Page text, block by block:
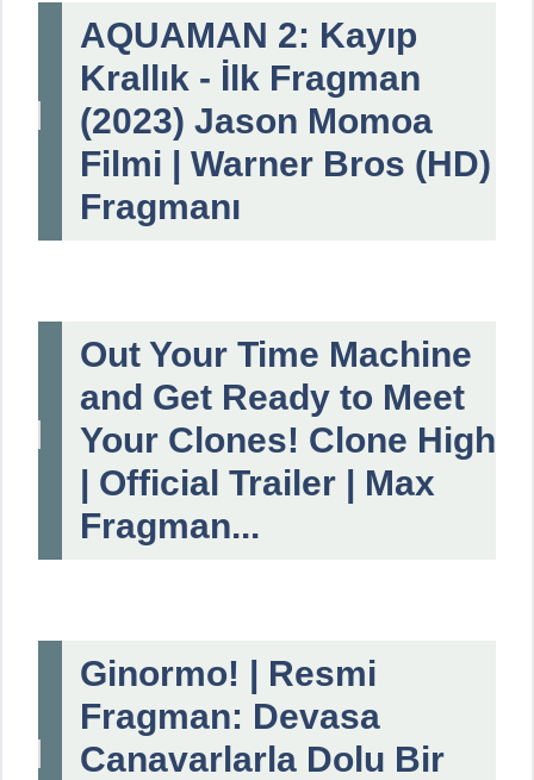
AQUAMAN 2: Kayıp
Krallık - İlk Fragman
(2023) Jason Momoa
Filmi | Warner Bros (HD)
Fragmanı
Out Your Time Machine
and Get Ready to Meet
Your Clones! Clone High
| Official Trailer | Max
Fragman...
Ginormo! | Resmi
Fragman: Devasa
Canavarlarla Dolu Bir